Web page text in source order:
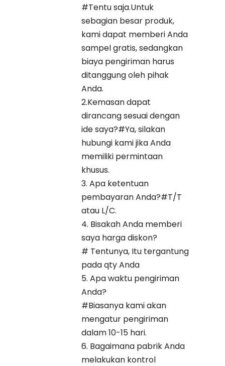
#Tentu saja.Untuk
sebagian besar produk,
kami dapat memberi Anda
sampel gratis, sedangkan
biaya pengiriman harus
ditanggung oleh pihak
Anda.
2.Kemasan dapat
dirancang sesuai dengan
ide saya?#Ya, silakan
hubungi kami jika Anda
memiliki permintaan
khusus.
3. Apa ketentuan
pembayaran Anda?#T/T
atau L/C.
4. Bisakah Anda memberi
saya harga diskon?
# Tentunya, Itu tergantung
pada qty Anda
5. Apa waktu pengiriman
Anda?
#Biasanya kami akan
mengatur pengiriman
dalam 10-15 hari.
6. Bagaimana pabrik Anda
melakukan kontrol